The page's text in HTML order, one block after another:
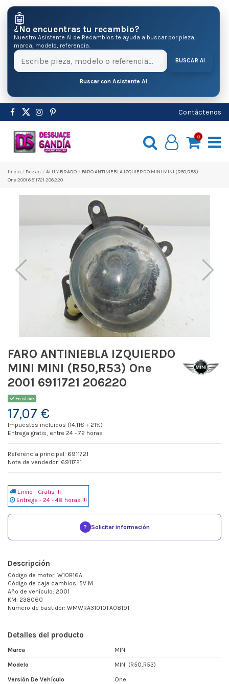
🤖
¿No encuentras tu recambio?
Nuestro Asistente AI de Recambios te ayuda a buscar por pieza,
marca, modelo, referencia.
BUSCAR AI
Buscar con Asistente AI
Contáctenos
0
Inicio Pіezas ALUMBRADO
FARO ANTINIEBLA IZQUIERDO MINI MINI (R50,R53)
One 2001 6911721 206220
FARO ANTINIEBLA IZQUIERDO
MINI MINI (R50,R53) One
2001 6911721 206220
En stock
17,07 €
Impuestos incluidos (14.11€ + 21%)
Entrega gratis, entre 24 - 72 horas
Referencia principal: 6911721
Nota de vendedor: 6911721
Envio - Gratis !!!
Entrega - 24 - 48 horas !!!
? Solicitar información
Descripción
Código de motor: W10B16A
Código de caja cambios: 5V M
Año de vehículo: 2001
KM: 238060
Numero de bastidor: WMWRA31010TA08191
Detalles del producto
Marca MINI
Modelo MINI (R50,R53)
Versión De Vehículo One